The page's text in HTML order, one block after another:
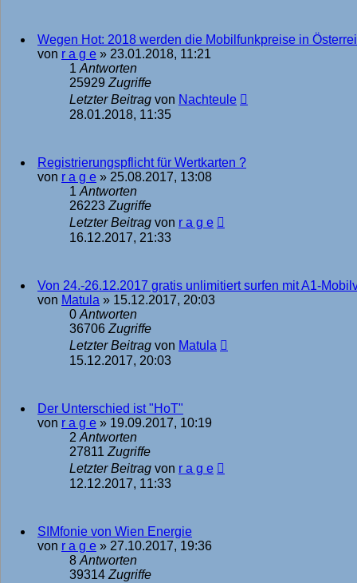
Wegen Hot: 2018 werden die Mobilfunkpreise in
von r a g e » 23.01.2018, 11:21
1Antworten
25929Zugriffe
Letzter Beitrag von Nachteule
28.01.2018, 11:35
Registrierungspflicht für Wertkarten ?
von r a g e » 25.08.2017, 13:08
1Antworten
26223Zugriffe
Letzter Beitrag von r a g e
16.12.2017, 21:33
Von 24.-26.12.2017 gratis unlimitiert surfen mit A1-
von Matula » 15.12.2017, 20:03
0Antworten
36706Zugriffe
Letzter Beitrag von Matula
15.12.2017, 20:03
Der Unterschied ist "HoT"
von r a g e » 19.09.2017, 10:19
2Antworten
27811Zugriffe
Letzter Beitrag von r a g e
12.12.2017, 11:33
SIMfonie von Wien Energie
von r a g e » 27.10.2017, 19:36
8Antworten
39314Zugriffe